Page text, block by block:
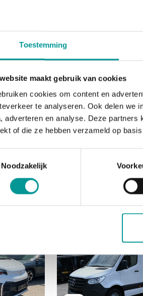
Toestemming
maakt gebruik van cookies
cookies om content en
te analyseren. Ook delen we
adverteren en analyse. Deze partners
of die ze hebben verzameld op
Noodzakelijk
BRANDSTOF
Diesel